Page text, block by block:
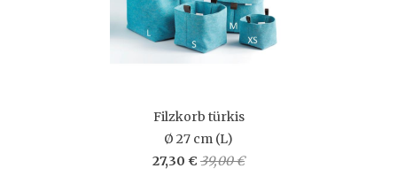
Filzkorb türkis
Ø 27 cm (L)
27,30 € 39,00 €